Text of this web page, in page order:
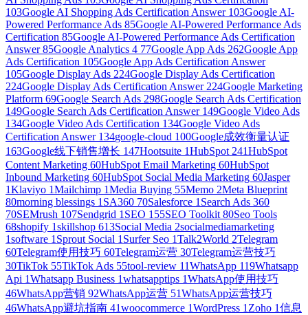
103Google AI Shopping Ads Certification Answer 103Google AI-
Powered Performance Ads 85Google AI-Powered Performance Ads
Certification 85Google AI-Powered Performance Ads Certification
Answer85Google Analytics 4 77Google App Ads 262Google App
Ads Certification 105Google App Ads Certification Answer
105Google Display Ads 224Google Display Ads Certification
224Google Display Ads Certification Answer 224Google Marketing
Platform 69Google Search Ads 298Google Search Ads Certification
149Google Search Ads Certification Answer 149Google Video Ads
134Google Video Ads Certification 134Google Video Ads
Certification Answer 134google-cloud 100Google成效衡量认证
163Google线下销售增长 147Hootsuite 1HubSpot 241HubSpot
Content Marketing 60HubSpot Email Marketing 60HubSpot
Inbound Marketing 60HubSpot Social Media Marketing 60Jasper
1Klaviyo 1Mailchimp 1Media Buying 55Memo 2Meta Blueprint
80morning blessings 1 SA360 70Salesforce 1 Search Ads 360
70SEMrush 107Sendgrid 1 SEO 155SEO Toolkit 80Seo Tools
68shopify 1skillshop 613Social Media 2socialmediamarketing
1software 1 Sprout Social 1 Surfer Seo 1Talk2World 2Telegram
60Telegram使用技巧 60Telegram运营 30Telegram运营技巧
30TikTok 55TikTok Ads 55tool-review 11WhatsApp 119Whatsapp
Api 1Whatsapp Business 1whatsapptips 1WhatsApp使用技巧
46WhatsApp营销 92WhatsApp运营 51WhatsApp运营技巧
46WhatsApp避坑指南 41woocommerce 1WordPress 1 Zoho 1信息